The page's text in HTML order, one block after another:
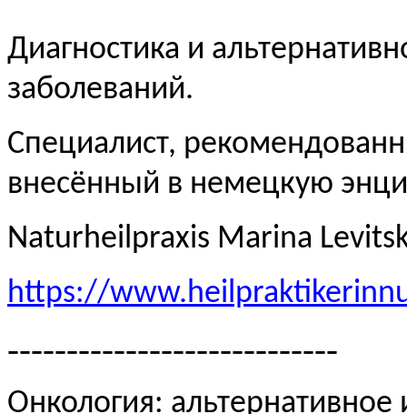
Диагностика и
заболеваний.
Специалист,
внесённый в немецкую
Naturheilpraxis Marina
https://
----------------------------
Онкология: